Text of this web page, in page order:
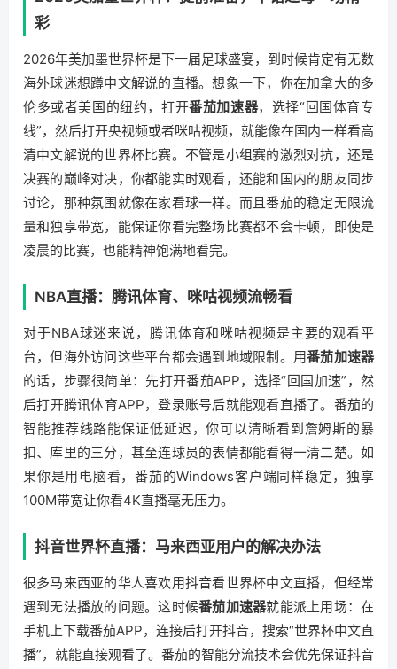
彩
2026年美加墨世界杯是下一届足球盛宴，到时候肯定有无数
海外球迷想蹲中文解说的直播。想象一下，你在加拿大的多
伦多或者美国的纽约，打开番茄加速器，选择“回国体育专
线”，然后打开央视频或者咪咕视频，就能像在国内一样看高
清中文解说的世界杯比赛。不管是小组赛的激烈对抗，还是
决赛的巅峰对决，你都能实时观看，还能和国内的朋友同步
讨论，那种氛围就像在家看球一样。而且番茄的稳定无限流
量和独享带宽，能保证你看完整场比赛都不会卡顿，即使是
凌晨的比赛，也能精神饱满地看完。
NBA直播：腾讯体育、咪咕视频流畅看
对于NBA球迷来说，腾讯体育和咪咕视频是主要的观看平
台，但海外访问这些平台都会遇到地域限制。用番茄加速器
的话，步骤很简单：先打开番茄APP，选择“回国加速”，然
后打开腾讯体育APP，登录账号后就能观看直播了。番茄的
智能推荐线路能保证低延迟，你可以清晰看到詹姆斯的暴
扣、库里的三分，甚至连球员的表情都能看得一清二楚。如
果你是用电脑看，番茄的Windows客户端同样稳定，独享
100M带宽让你看4K直播毫无压力。
抖音世界杯直播：马来西亚用户的解决办法
很多马来西亚的华人喜欢用抖音看世界杯中文直播，但经常
遇到无法播放的问题。这时候番茄加速器就能派上用场：在
手机上下载番茄APP，连接后打开抖音，搜索“世界杯中文直
播”，就能直接观看了。番茄的智能分流技术会优先保证抖音